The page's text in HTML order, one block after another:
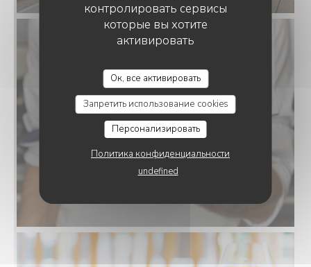
контролировать сервисы
которые вы хотите
активировать
Ок, все активировать
Запретить использование cookies
Персонализировать
Политика конфиденциальности
undefined